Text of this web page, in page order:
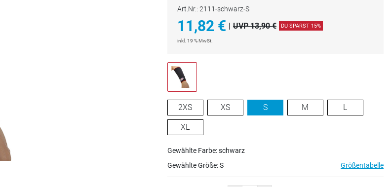
Art.Nr.: 2111-schwarz-S
11,82 € | UVP 13,90 € DU SPARST 15%
inkl. 19 % MwSt.
2XS XS S M L
XL
Gewählte Farbe: schwarz
Gewählte Größe:S Größentabelle